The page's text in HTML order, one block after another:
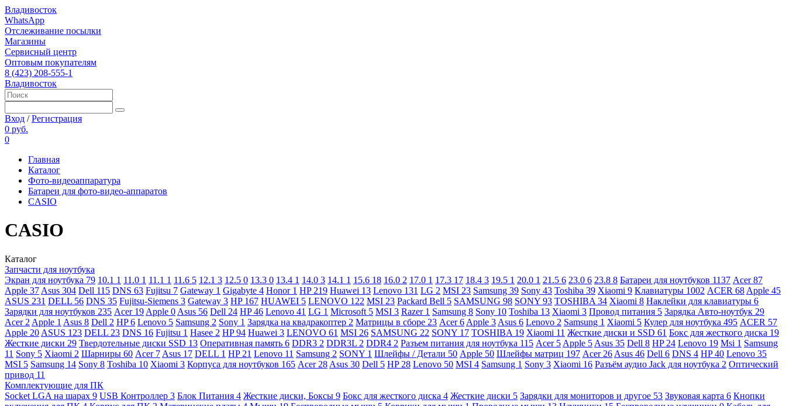
Владивосток
WhatsApp
Отслеживание посылки
Магазины
Сервисный центр
Оптовым покупателям
8 (423) 208-555-1
Владивосток
Вход /Регистрация
0 руб.
0
Главная
Каталог
Фото-видеоаппаратура
Батареи для фото-видео-аппаратов
CASIO
CASIO
Каталог
Запчасти для ноутбука
Экран для ноутбука 79 10.1 1 11.0 1 11.1 1 11.6 5 12.1 3 12.5 0 13.3 0 13.4 1 14.0 3 14.1 1 15.6 18 16.0 2 17.0 1 17.3 17 18.4 3 19.5 1 20.0 1 21.5 6 23.0 6 23.8 8 Батареи для ноутбуков 1137 Acer87
Apple 37 Asus 304 Dell 115 DNS 63 Fujitsu 7 Gateway 1 Gigabyte 4 Honor 1 HP 219 Huawei 13 Lenovo 131 LG 2 MSI 23 Samsung 39 Sony 43 Toshiba 39 Xiaomi 9 Клавиатуры 1002 ACER 68 Apple 45
ASUS 231 DELL 56 DNS 35 Fujitsu-Siemens 3 Gateway 3 HP 167 HUAWEI 5 LENOVO 122 MSI 23 Packard Bell 5 SAMSUNG 98 SONY 93 TOSHIBA 34 Xiaomi 8 Наклейки для клавиатуры 6
Зарядки для ноутбуков 235 Acer 19 Apple 0 Asus 56 Dell 24 HP46 Lenovo 41 LG 1 Microsoft 5 MSI 3 Razer 1 Samsung 8 Sony 10 Toshiba 13 Xiaomi 3 Провод питания 5 Зарядка Авто-ноутбук 29
Acer 2 Apple 1 Asus 8 Dell 2 HP6 Lenovo 5 Samsung 2 Sony 1 Зарядка на квадракоптер 2 Матрицы в сборе 23 Acer6 Apple 3 Asus 6 Lenovo 2 Samsung 1 Xiaomi 5 Кулер для ноутбука 495 ACER 57
Apple 20 ASUS 123 DELL 23 DNS 16 Fujitsu 1 Hasee 2 HP94 Huawei 3 LENOVO 61 MSI 26 SAMSUNG 22 SONY 17 TOSHIBA 19 Xiaomi 11 Жесткие диски и SSD 61 Бокс для жесткого диска 19
Жесткие диски 29 Твердотельные диски SSD 13 Оперативная память 6 DDR3 2 DDR3L 2 DDR4 2 Разъем питания для ноутбука 115 Acer 5 Apple 5 Asus 35 Dell 8 HP 24 Lenovo 19 Msi 1 Samsung
11 Sony 5 Xiaomi 2 Шарниры 60 Acer 7 Asus 17 DELL 1 HP 21 Lenovo 11 Samsung 2 SONY 1 Шлейфы / Детали 50 Apple 50 Шлейфы матриц 197 Acer 26 Asus 46 Dell 6 DNS 4 HP40 Lenovo 35
MSI 5 Samsung 14 Sony 8 Toshiba 10 Xiaomi 3 Корпуса для ноутбуков 165 Acer 28 Asus 30 Dell 5 HP 28 Lenovo 50 MSI 4 Samsung 1 Sony 3 Xiaomi 16 Разъём аудио Jack для ноутбука 2 Оптический
привод 11
Комплектующие для ПК
Socket LGA на шарах 9 USB Контроллер 3 Блок Питания 4 Жесткие диски, Боксы 9 Бокс для жесткого диска 4 Жесткие диски 5 Зарядки для мониторов и другое 53 Звуковая карта 6 Кнопки